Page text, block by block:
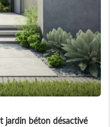
jardin béton désactivé